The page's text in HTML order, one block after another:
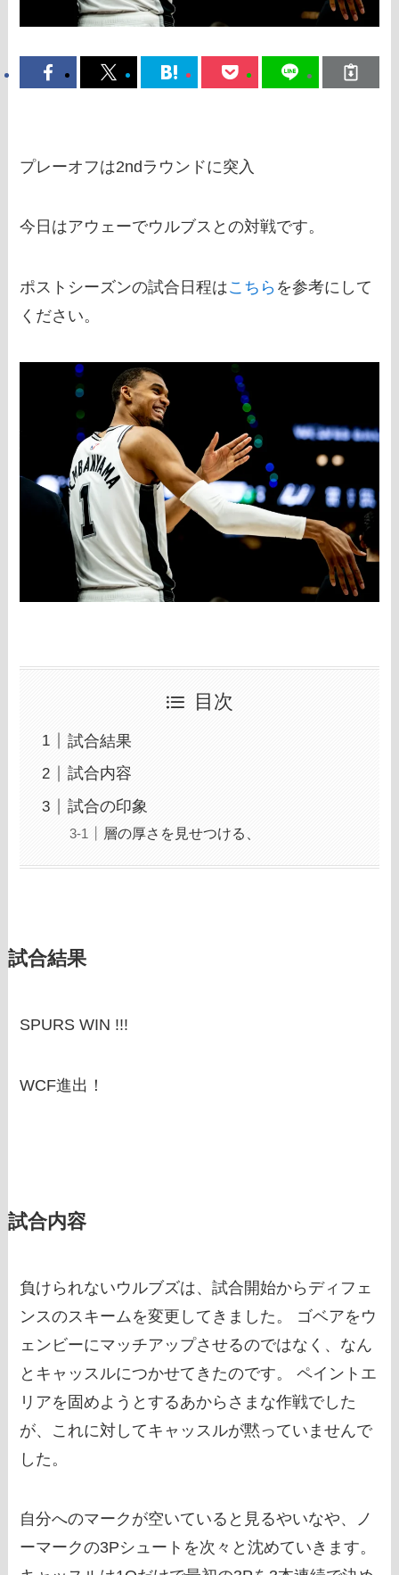
プレーオフは2ndラウンドに突入
今日はアウェーでウルブスとの対戦です。
ポストシーズンの試合日程はこちら を参考にして
ください。
目次
試合結果
試合内容
試合の印象
層の厚さを見せつける、
試合結果
SPURS WIN !!!
WCF進出！
試合内容
負けられないウルブズは、試合開始からディフェ
ンスのスキームを変更してきました。 ゴベアをウ
ェンビーにマッチアップさせるのではなく、なん
とキャッスルにつかせてきたのです。 ペイントエ
リアを固めようとするあからさまな作戦でした
が、これに対してキャッスルが黙っていませんで
した。
自分へのマークが空いていると見るやいなや、ノ
ーマークの3Pシュートを次々と沈めていきます。